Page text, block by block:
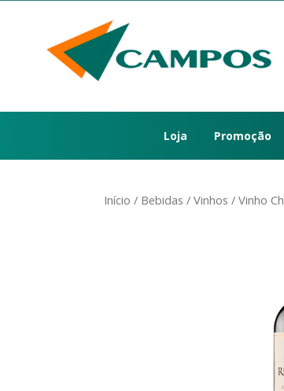
Loja Promoção
Início / Bebidas / Vinhos / Vinho